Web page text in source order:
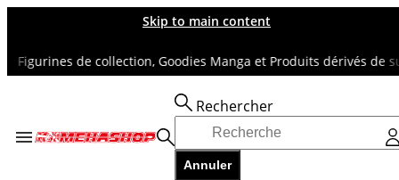
Skip to main content
de collection, Goodies Manga et Produits dérivés de
Rechercher
Annuler
Accueil